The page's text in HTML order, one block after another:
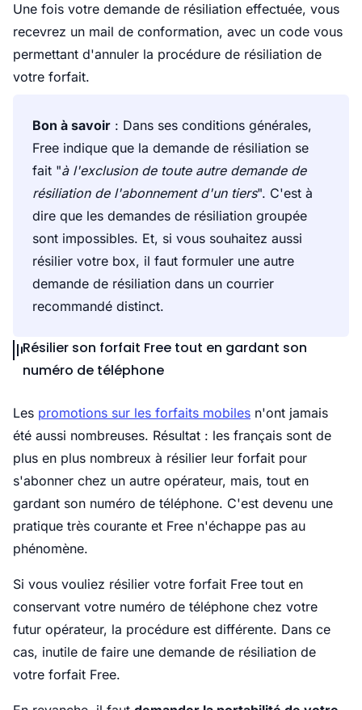
Une fois votre demande de résiliation effectuée, vous
recevrez un mail de conformation, avec un code vous
permettant d'annuler la procédure de résiliation de
votre forfait.
Bon à savoir : Dans ses conditions générales,
Free indique que la demande de résiliation se
fait "à l'exclusion de toute autre demande de
résiliation de l'abonnement d'un tiers". C'est à
dire que les demandes de résiliation groupée
sont impossibles. Et, si vous souhaitez aussi
résilier votre box, il faut formuler une autre
demande de résiliation dans un courrier
recommandé distinct.
Résilier son forfait Free tout en gardant son
numéro de téléphone
Les promotions sur les forfaits mobiles n'ont jamais
été aussi nombreuses. Résultat : les français sont de
plus en plus nombreux à résilier leur forfait pour
s'abonner chez un autre opérateur, mais, tout en
gardant son numéro de téléphone. C'est devenu une
pratique très courante et Free n'échappe pas au
phénomène.
Si vous vouliez résilier votre forfait Free tout en
conservant votre numéro de téléphone chez votre
futur opérateur, la procédure est différente. Dans ce
cas, inutile de faire une demande de résiliation de
votre forfait Free.